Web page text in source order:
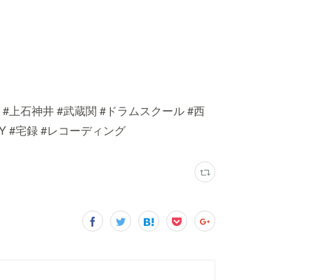
上石神井 #武蔵関 #ドラムスクール #西
#宅録 #レコーディング